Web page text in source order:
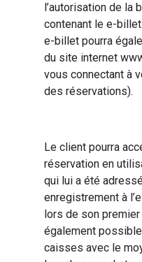
l’autorisation de la
contenant le e-
e-billet pourra
du site internet
vous connectant à
des réservations).
Le client pourra
réservation en
qui lui a été
enregistrement à
lors de son
également
caisses avec le